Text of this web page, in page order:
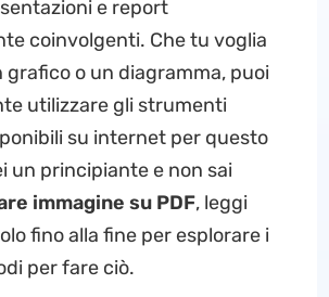
e report
coinvolgenti. Che tu voglia
o un diagramma, puoi
utilizzare gli strumenti
su internet per questo
un principiante e non sai
immagine su PDF, leggi
fino alla fine per esplorare i
per fare ciò.